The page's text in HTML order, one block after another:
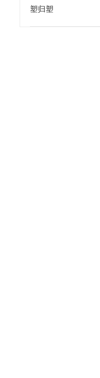
塑归塑